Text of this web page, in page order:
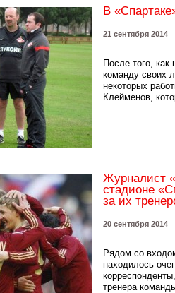
В
21 сентября 2014
После того, как
команду своих
некоторых
Клейменов,
Журналист
стадионе
за их
20 сентября 2014
Рядом со
находилось
тренера